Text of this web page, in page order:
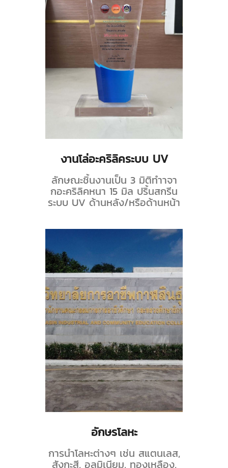
งานโล่อะคริลิคระบบ UV
ลักษณะชิ้นงานเป็น 3 มิติทำาจา
กอะคริลิคหนา 15 มิล ปริ้นสกรีน
ระบบ UV ด้านหลัง/หรือด้านหน้า
อักษรโลหะ
การนำโลหะต่างๆ เช่น สแตนเลส,
สังกะสี, อลูมิเนียม, ทองเหลือง,